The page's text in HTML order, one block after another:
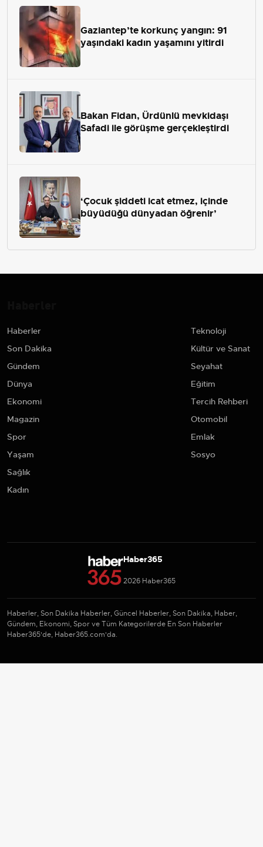
Gaziantep’te korkunç yangın: 91
yaşındaki kadın yaşamını yitirdi
Bakan Fidan, Ürdünlü mevkidaşı
Safadi ile görüşme gerçekleştirdi
‘Çocuk şiddeti icat etmez, içinde
büyüdüğü dünyadan öğrenir’
Haberler
Son Dakika
Gündem
Dünya
Ekonomi
Magazin
Spor
Yaşam
Sağlık
Kadın
Teknoloji
Kültür ve Sanat
Seyahat
Eğitim
Tercih Rehberi
Otomobil
Emlak
Sosyo
Haber365
2026 Haber365
Haberler, Son Dakika Haberler, Güncel Haberler, Son Dakika, Haber,
Gündem, Ekonomi, Spor ve Tüm Kategorilerde En Son Haberler
Haber365'de, Haber365.com'da.